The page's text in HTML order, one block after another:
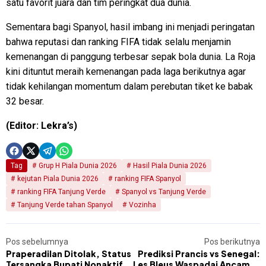
satu favorit juara dan tim peringkat dua dunia.
Sementara bagi Spanyol, hasil imbang ini menjadi peringatan
bahwa reputasi dan ranking FIFA tidak selalu menjamin
kemenangan di panggung terbesar sepak bola dunia. La Roja
kini dituntut meraih kemenangan pada laga berikutnya agar
tidak kehilangan momentum dalam perebutan tiket ke babak
32 besar.
(Editor: Lekra’s)
Tag Grup H Piala Dunia 2026
Hasil Piala Dunia 2026
kejutan Piala Dunia 2026
ranking FIFA Spanyol
ranking FIFA Tanjung Verde
Spanyol vs Tanjung Verde
Tanjung Verde tahan Spanyol
Vozinha
Pos sebelumnya
Praperadilan Ditolak, Status
Pos berikutnya
Prediksi Prancis vs Senegal: